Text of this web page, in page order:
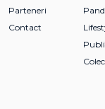
Parteneri
Contact